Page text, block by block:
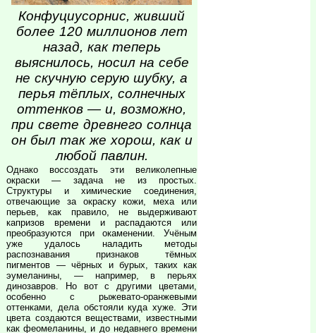
Конфуциусорнис, живший
более 120 миллионов лет
назад, как теперь
выяснилось, носил на себе
не скучную серую шубку, а
перья тёплых, солнечных
оттенков — и, возможно,
при свете древнего солнца
он был так же хорош, как и
любой павлин.
Однако воссоздать эти великолепные
окраски — задача не из простых.
Структуры и химические соединения,
отвечающие за окраску кожи, меха или
перьев, как правило, не выдерживают
капризов времени и распадаются или
преобразуются при окаменении. Учёным
уже удалось наладить методы
распознавания признаков тёмных
пигментов — чёрных и бурых, таких как
эумеланины, — например, в перьях
динозавров. Но вот с другими цветами,
особенно с рыжевато-оранжевыми
оттенками, дела обстояли куда хуже. Эти
цвета создаются веществами, известными
как феомеланины, и до недавнего времени